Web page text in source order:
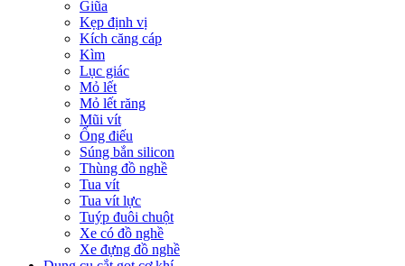
Giũa
Kẹp định vị
Kích căng cáp
Kìm
Lục giác
Mỏ lết
Mỏ lết răng
Mũi vít
Ống điếu
Súng bắn silicon
Thùng đồ nghề
Tua vít
Tua vít lực
Tuýp đuôi chuột
Xe có đồ nghề
Xe đựng đồ nghề